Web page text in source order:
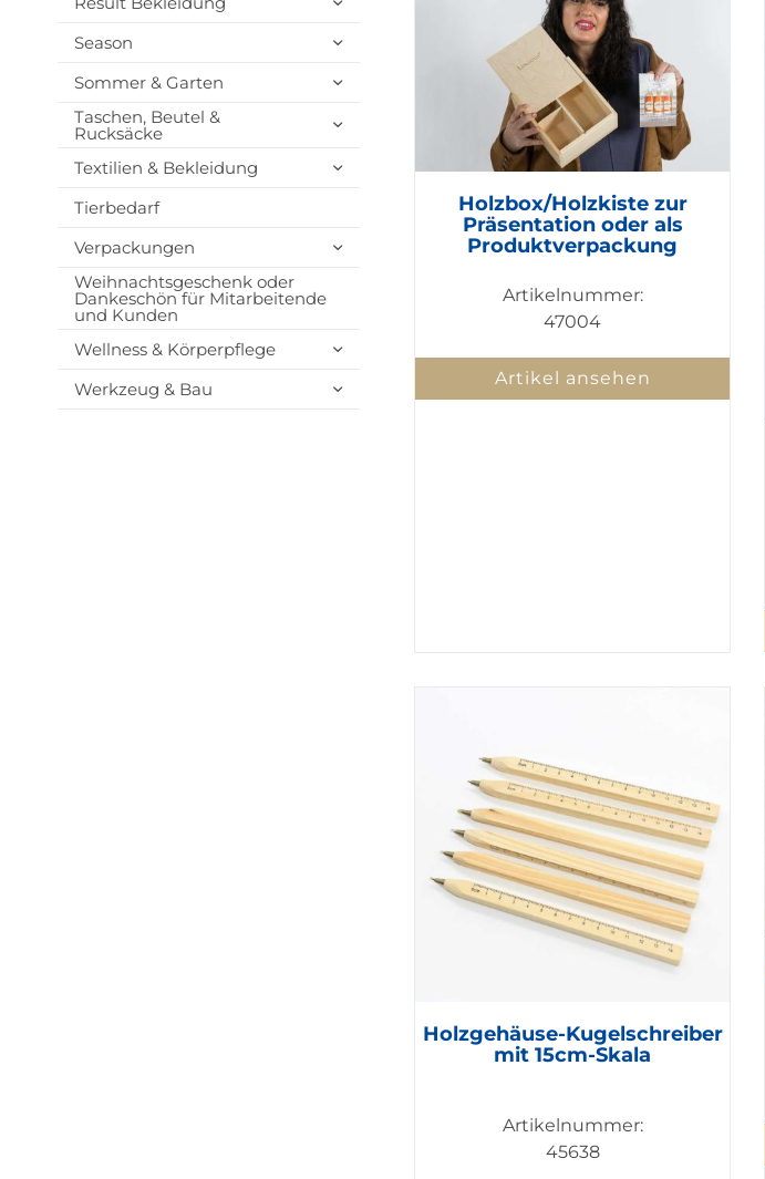
Season
Sommer & Garten
Taschen, Beutel &
Rucksäcke
Textilien & Bekleidung
Tierbedarf
Verpackungen
Weihnachtsgeschenk oder
Dankeschön für Mitarbeitende
und Kunden
Wellness & Körperpflege
Werkzeug & Bau
Holzbox/Holzkiste zur
Präsentation oder als
Produktverpackung
Artikelnummer:
47004
Artikel ansehen
Holzgehäuse-Kugelschreiber
mit 15cm-Skala
Artikelnummer:
45638